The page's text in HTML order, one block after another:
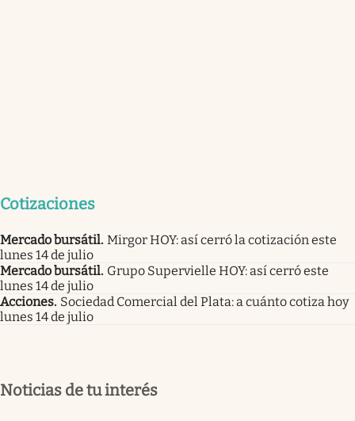
Cotizaciones
Mercado bursátil. Mirgor HOY: así cerró la cotización este
lunes 14 de julio
Mercado bursátil. Grupo Supervielle HOY: así cerró este
lunes 14 de julio
Acciones. Sociedad Comercial del Plata: a cuánto cotiza hoy
lunes 14 de julio
Noticias de tu interés